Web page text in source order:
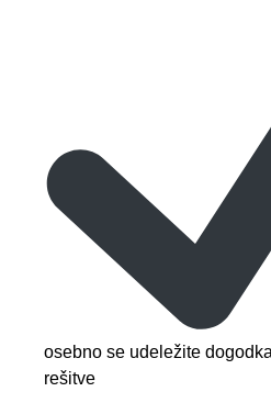
osebno se udeležite
rešitve